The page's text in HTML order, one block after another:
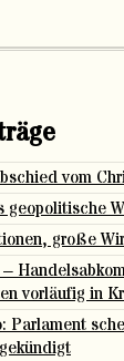
vom
geopolitische
große
vorläufig in
Parlament